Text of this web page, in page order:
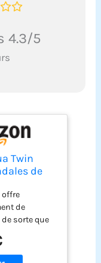
4.3/5
Twin
de
offre
de
sorte que
et
la flottabilité